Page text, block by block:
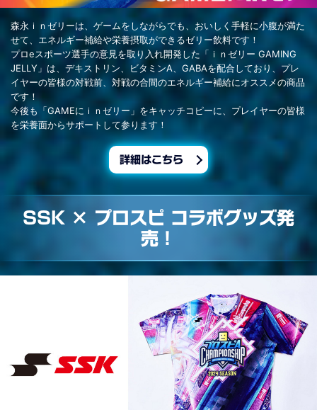
森永ｉｎゼリーは、ゲームをしながらでも、おいしく手軽に小腹が満た
せて、エネルギー補給や栄養摂取ができるゼリー飲料です！
プロeスポーツ選手の意見を取り入れ開発した「ｉｎゼリー GAMING
JELLY」は、デキストリン、ビタミンA、GABAを配合しており、プレ
イヤーの皆様の対戦前、対戦の合間のエネルギー補給にオススメの商品
です！
今後も「GAMEにｉｎゼリー」をキャッチコピーに、プレイヤーの皆様
を栄養面からサポートして参ります！
詳細はこちら
SSK × プロスピ コラボグッズ発
売！